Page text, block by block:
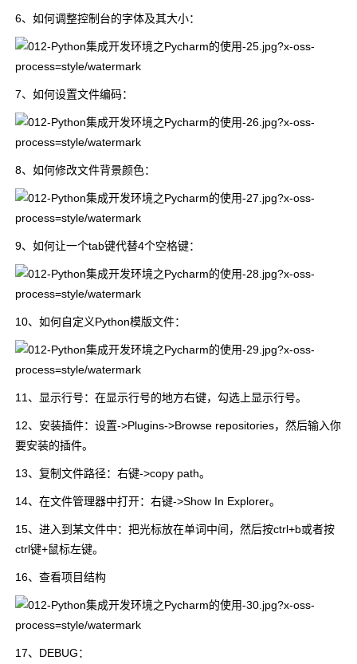
6、如何调整控制台的字体及其大小：
7、如何设置文件编码：
8、如何修改文件背景颜色：
9、如何让一个tab键代替4个空格键：
10、如何自定义Python模版文件：
11、显示行号：在显示行号的地方右键，勾选上显示行号。
12、安装插件：设置->Plugins->Browse repositories，然后输入你
要安装的插件。
13、复制文件路径：右键->copy path。
14、在文件管理器中打开：右键->Show In Explorer。
15、进入到某文件中：把光标放在单词中间，然后按ctrl+b或者按
ctrl键+鼠标左键。
16、查看项目结构
17、DEBUG：